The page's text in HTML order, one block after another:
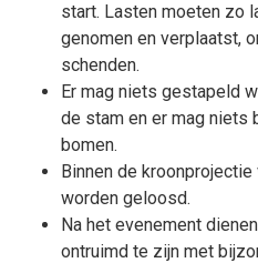
start. Lasten moeten zo
genomen en verplaatst,
schenden.
Er mag niets gestapeld
de stam en er mag niets
bomen.
Binnen de
worden geloosd.
Na het evenement
ontruimd te zijn met